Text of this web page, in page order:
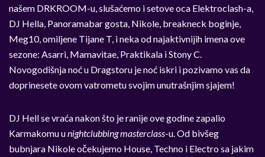
našem DRKROOM-u, slušaćemo i setove oca Elektroclash-a,
DJ Hella, Panoramabar gosta, Nikole, breakneck boginje,
Meg10, omiljene Tijane T, i neka od najaktivnijih imena ove
sezone: Asarri, Mamavitae, Praktikala i Stony C.
Novogodišnja noć u Dragstoru je noć iskri i pozivamo vas da
doprinesete ovom vatrometu svojim unutrašnjim sjajem!
DJ Hell se vraća nakon što je ranije ove godine zapalio
Karmakomu unightclubbing masterclass-u. Od bivšeg
bubnjara Nikole očekujemo House, Techno i Electro sa jakim